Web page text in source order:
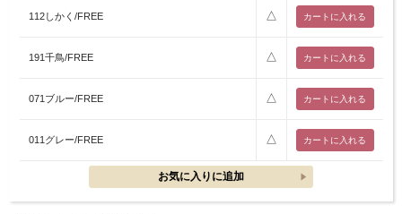
112しかく/FREE △
191千鳥/FREE △
071ブルー/FREE △
011グレー/FREE △